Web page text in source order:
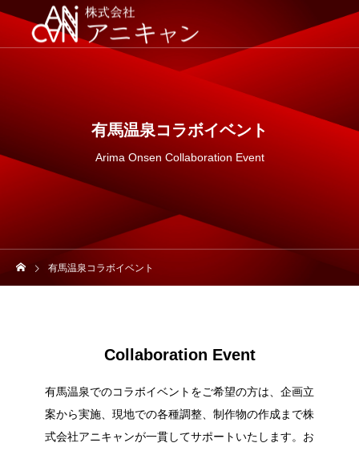
有馬温泉コラボイベント
Arima Onsen Collaboration Event
有馬温泉コラボイベント
Collaboration Event
有馬温泉でのコラボイベントをご希望の方は、企画立
案から実施、現地での各種調整、制作物の作成まで株
式会社アニキャンが一貫してサポートいたします。お